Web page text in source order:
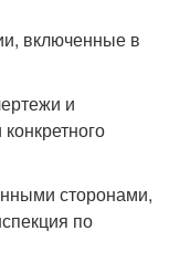
включенные в
и
сторонами,
по